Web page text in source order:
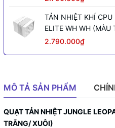
TẢN NHIỆT KHÍ CPU
ELITE WH WH (MÀU
2.790.000₫
MÔ TẢ SẢN PHẨM
QUẠT TẢN NHIỆT JUNGLE
TRẮNG/ XUÔI)